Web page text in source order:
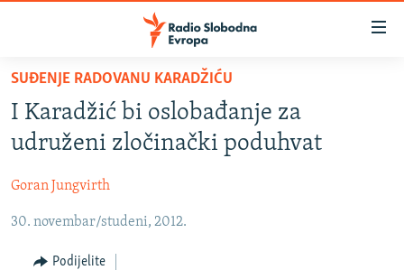
Pređite
glavni
sadržaj
na
navigaciju
Pređite
BOSNA I HERCEGOVINA
KOSOVO
CRNA GORA
VIZUELNO
SUĐENJE RADOVANU KARADŽIĆU
I Karadžić bi oslobađanje za
udruženi zločinački poduhvat
Goran Jungvirth
30. novembar/studeni, 2012.
Podijelite